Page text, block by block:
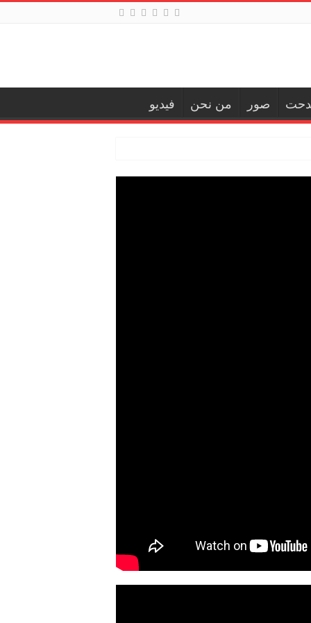
صور من نحن فيديو